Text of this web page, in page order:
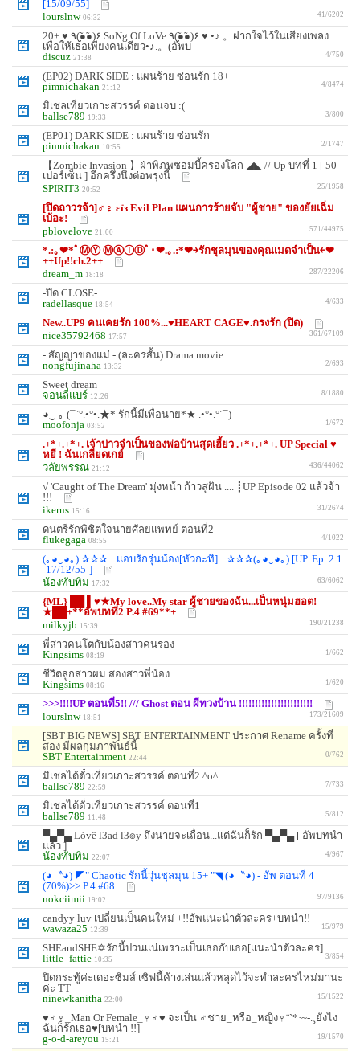
[15/09/55]
lourslnw 06:32 41/6202
20+ ♥ ٩(●̮̮̃●̃)۶ SoNg Of LoVe ٩(●̮̮̃●̃)۶ ♥ •♪.。ฝากใจไว้ในเสียงเพลง
เพื่อให้เธอเพียงคนเดียว•♪.。(อัพบ
discuz 21:38 4/750
(EP02) DARK SIDE : แผนร้าย ซ่อนรัก 18+
pimnichakan 21:12 4/8474
มิเชลเที่ยวเกาะสวรรค์ ตอนจบ :(
ballse789 19:33 3/800
(EP01) DARK SIDE : แผนร้าย ซ่อนรัก
pimnichakan 10:55 2/1747
【Zombie Invasion 】ฝ่าพิภพซอมบี้ครองโลก ◢◣ // Up บทที่ 1 [ 50
เปอร์เซ็น ] อีกครึ่งนึงต่อพรุ่งนี้
SPIRIT3 20:52 25/1958
[ปิดถาวรจ้า]♂♀ εїз Evil Plan แผนการร้ายจับ "ผู้ชาย" ของยัยเฉิ่ม
เบ้อะ!
pblovelove 21:00 571/44975
*.:｡❤*ﾟⓂⓎ ⓂⒶⒾⒹﾟ･❤.｡.:*❤￫รักชุลมุนของคุณเมดจำเป็น￩❤
++Up!!ch.2++
dream_m 18:18 287/22206
-ปิด CLOSE-
radellasque 18:54 4/633
New..UP9 คนเคยรัก 100%...♥HEART CAGE♥.กรงรัก (ปิด)
nice35792468 17:57 361/67109
- สัญญาของแม่ - (ละครสั้น) Drama movie
nongfujinaha 13:32 2/693
Sweet dream
จอนลี่แบร์ 12:26 8/1880
◕‿-｡ (¯`°.•°•.★* รักนี้มีเพื่อนาย*★ .•°•.°´¯)
moofonja 03:52 1/672
.+*+.+*+. เจ้าบ่าวจำเป็นของพ่อบ้านสุดเฮี้ยว .+*+.+*+. UP Special ♥
หยี ! ฉันเกลียดเกย์
วลัยพรรณ 21:12 436/44062
√ 'Caught of The Dream' มุ่งหน้า ก้าวสู่ฝัน .... ┋UP Episode 02 แล้วจ้า
!!!
ikerns 15:16 31/2674
ดนตรีรักพิชิตใจนายศัลยแพทย์ ตอนที่2
flukegaga 08:55 4/1022
(｡◕‿◕｡) ✰✰✰:: แอบรักรุ่นน้อง[หัวกะทิ] ::✰✰✰(｡◕‿◕｡) [UP. Ep..2.1
-17/12/55-]
น้องทับทิม 17:32 63/6062
{ML} ██ ▌♥★My love..My star ผู้ชายของฉัน...เป็นหนุ่มฮอต!
★██+**อัพบทที่2 P.4 #69**+
milkyjb 15:39 190/21238
พี่สาวคนโตกับน้องสาวคนรอง
Kingsims 08:19 1/662
ชีวิตลูกสาวผม สองสาวพี่น้อง
Kingsims 08:16 1/620
>>>!!!!UP ตอนที่5!! /// Ghost ตอน ผีทวงบ้าน !!!!!!!!!!!!!!!!!!!!!!!
lourslnw 18:51 173/21609
[SBT BIG NEWS] SBT ENTERTAINMENT ประกาศ Rename ครั้งที่
สอง มีผลกุมภาพันธ์นี้
SBT Entertainment 22:44 0/762
มิเชลได้ตั๋วเที่ยวเกาะสวรรค์ ตอนที่2 ^o^
ballse789 22:59 7/733
มิเชลได้ตั๋วเที่ยวเกาะสวรรค์ ตอนที่1
ballse789 11:48 5/812
▀▄▀▄ Lóvë l3ad l3๏y ถึงนายจะเถื่อน...แต่ฉันก็รัก ▀▄▀▄ [ อัพบทนำ
แล้ว ]
น้องทับทิม 22:07 4/967
(◕〝◕) ◤" Chaotic รักนี้วุ่นชุลมุน 15+ "◥ (◕〝◕) - อัพ ตอนที่ 4
(70%)>> P.4 #68
nokciimii 19:02 97/9136
candyy luv เปลี่ยนเป็นคนใหม่ +!!อัพแนะนำตัวละคร+บทนำ!!
wawaza25 12:39 15/979
SHEandSHE✡รักนี้ปวนเเน่เพราะเป็นเธอกับเธอ[เเนะนำตัวละคร]
little_fattie 10:35 3/854
ปิดกระทู้ค่ะเดอะซิมส์ เซิฟนี้ค้างเล่นแล้วหลุดไว้จะทำละครไหม่มานะ
ค่ะ TT
ninewkanitha 22:00 15/1522
♥♂♀_Man Or Female_♀♂♥ จะเป็น ♂ชาย_หรือ_หญิง♀¨`*·~-.¸ยังไง
ฉันก็รักเธอ♥[บทนำ !!]
g-o-d-areyou 15:21 19/1570